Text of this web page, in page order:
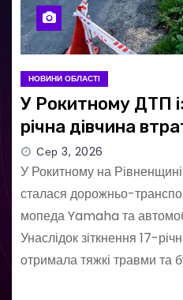
НОВИНИ ОБЛАСТІ
У Рокитному ДТП
річна дівчина
Сер 3, 2026
У Рокитному на
сталася дорожньо-
мопеда Yamaha та
Унаслідок зіткнення 17-
отримала тяжкі травми та